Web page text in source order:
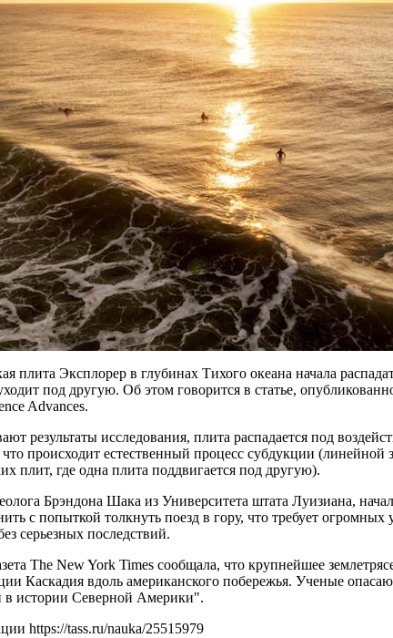
плита Эксплорер в глубинах Тихого океана начала
под другую. Об этом говорится в статье,
Advances.
результаты исследования, плита распадается под
происходит естественный процесс субдукции (линейной
плит, где одна плита поддвигается под другую).
Брэндона Шака из Университета штата Луизиана,
с попыткой толкнуть поезд в гору, что требует
серьезных последствий.
The New York Times сообщала, что крупнейшее
Каскадия вдоль американского побережья. Ученые
в истории Северной Америки".
https://tass.ru/nauka/25515979